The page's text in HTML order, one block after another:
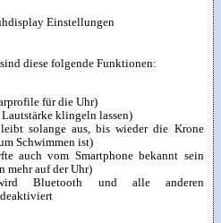
diese folgende Funktionen:
für die Uhr)
klingeln lassen)
solange aus, bis wieder die Krone
Schwimmen ist)
auch vom Smartphone bekannt sein
mehr auf der Uhr)
Bluetooth und alle anderen